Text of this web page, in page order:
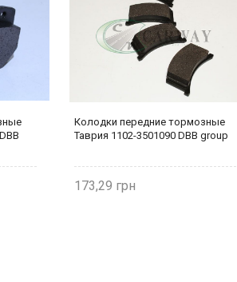
Колодки передние тормозные
Таврия 1102-3501090 DBB group
173,29